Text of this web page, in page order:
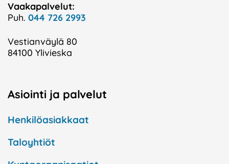
Vaakapalvelut:
Puh. 044 726 2993
Vestianväylä 80
84100 Ylivieska
Asiointi ja palvelut
Henkilöasiakkaat
Taloyhtiöt